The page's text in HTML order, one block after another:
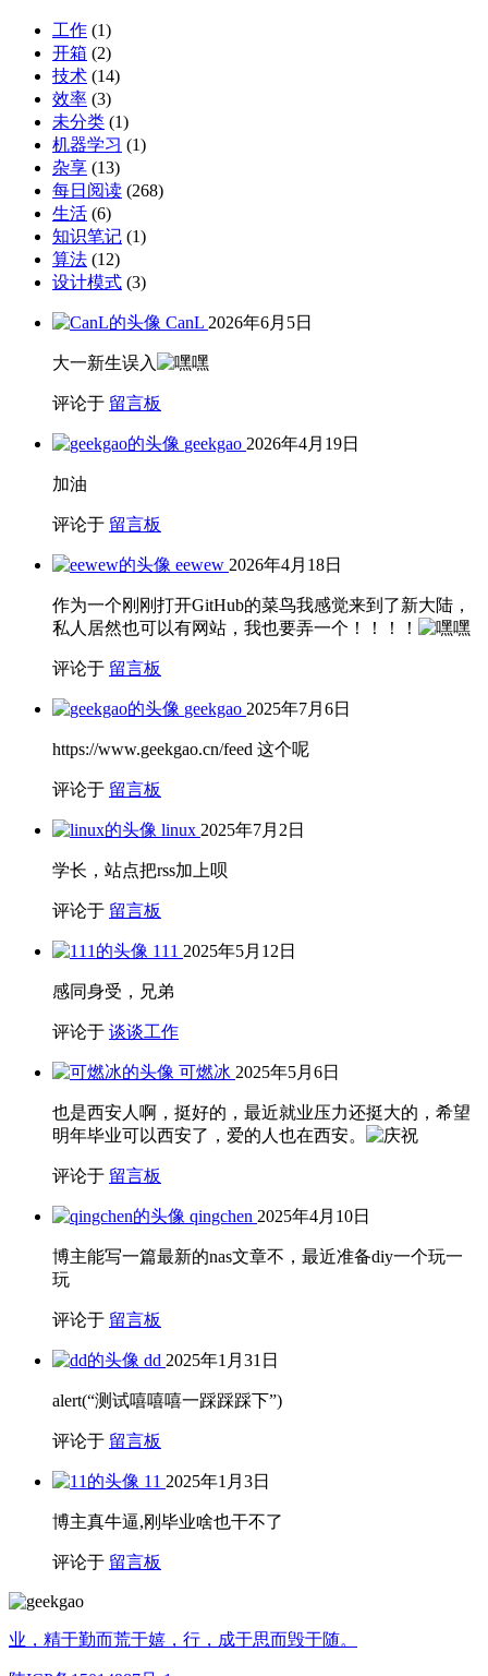
工作 (1)
开箱 (2)
技术 (14)
效率 (3)
未分类 (1)
机器学习 (1)
杂享 (13)
每日阅读 (268)
生活 (6)
知识笔记 (1)
算法 (12)
设计模式 (3)
CanL 2026年6月5日
大一新生误入
评论于 留言板
geekgao 2026年4月19日
加油
评论于 留言板
eewew 2026年4月18日
作为一个刚刚打开GitHub的菜鸟我感觉来到了新大陆，
私人居然也可以有网站，我也要弄一个！！！！
评论于 留言板
geekgao 2025年7月6日
https://www.geekgao.cn/feed 这个呢
评论于 留言板
linux 2025年7月2日
学长，站点把rss加上呗
评论于 留言板
111 2025年5月12日
感同身受，兄弟
评论于 谈谈工作
可燃冰 2025年5月6日
也是西安人啊，挺好的，最近就业压力还挺大的，希望
明年毕业可以西安了，爱的人也在西安。
评论于 留言板
qingchen 2025年4月10日
博主能写一篇最新的nas文章不，最近准备diy一个玩一
玩
评论于 留言板
dd 2025年1月31日
alert(“测试嘻嘻嘻一踩踩踩下”)
评论于 留言板
11 2025年1月3日
博主真牛逼,刚毕业啥也干不了
评论于 留言板
业，精于勤而荒于嬉，行，成于思而毁于随。